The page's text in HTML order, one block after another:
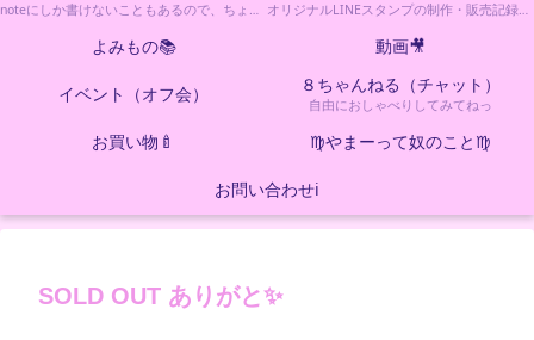
noteにしか書けないこともあるので、ちょっとエッチなカテゴリー オリジナルLINEスタンプの制作・販売記録をまとめたカテゴリーです。新作情報や制作の裏話も更新しています。
よみもの📚 動画🎥
イベント（オフ会）
８ちゃんねる（チャット）
自由におしゃべりしてみてねっ
お買い物🍼 ♍️やまーって奴のこと♍️
お問い合わせℹ️
SOLD OUT ありがと✨